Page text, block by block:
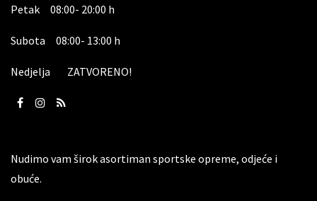
Petak 08:00- 20:00 h
Subota 08:00- 13:00 h
Nedjelja ZATVORENO!
Nudimo vam širok asortiman sportske opreme, odjeće i
obuće.